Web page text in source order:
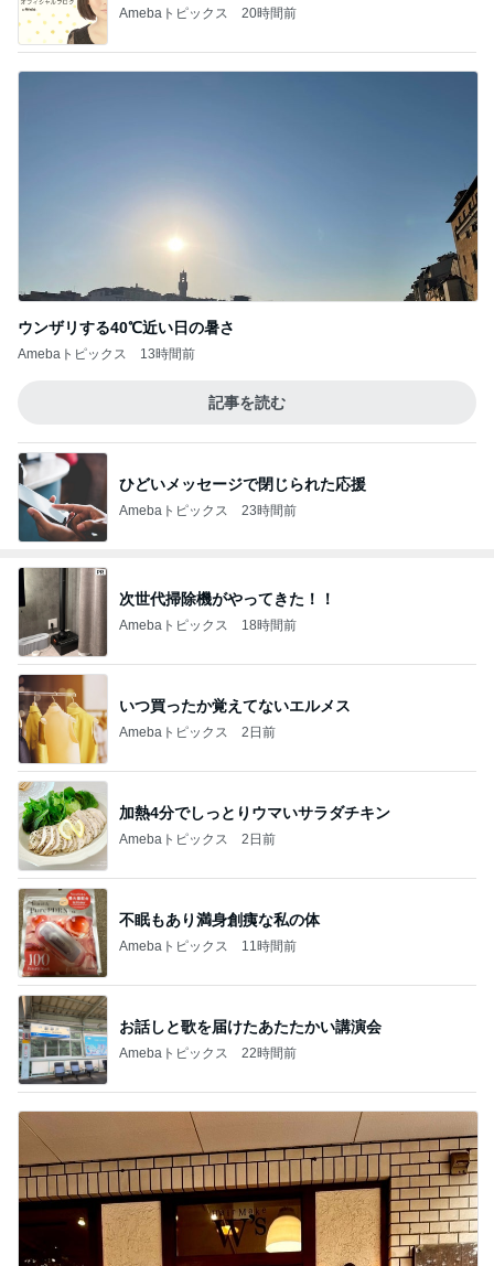
Amebaトピックス 20時間前
ウンザリする40℃近い日の暑さ
Amebaトピックス 13時間前
記事を読む
ひどいメッセージで閉じられた応援
Amebaトピックス 23時間前
次世代掃除機がやってきた！！
Amebaトピックス 18時間前
いつ買ったか覚えてないエルメス
Amebaトピックス 2日前
加熱4分でしっとりウマいサラダチキン
Amebaトピックス 2日前
不眠もあり満身創痍な私の体
Amebaトピックス 11時間前
お話しと歌を届けたあたたかい講演会
Amebaトピックス 22時間前